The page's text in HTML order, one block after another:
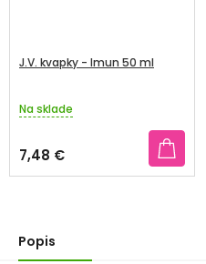
J.V. kvapky - Imun 50 ml
Priemerné
produktu
je
5,0
hviezdičiek.
Na sklade
7,48 €
Popis